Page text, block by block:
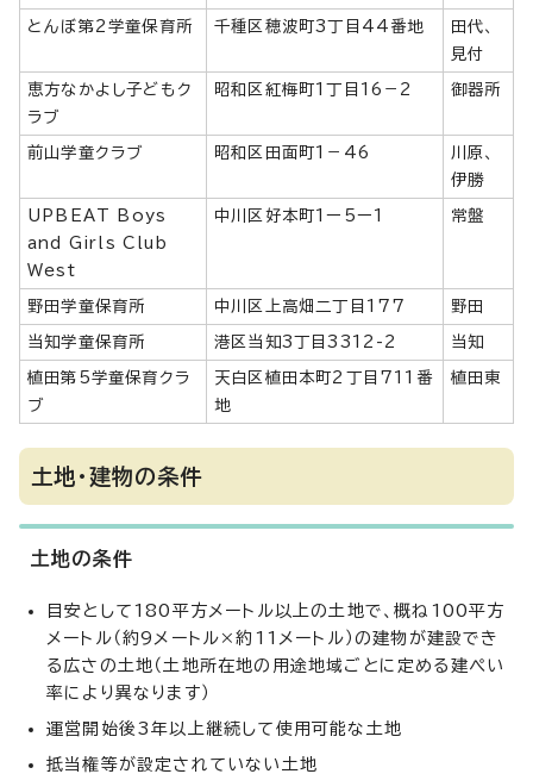
とんぼ第2学童保育所 千種区穂波町3丁目44番地
田代、
見付
恵方なかよし子どもク
ラブ
昭和区紅梅町1丁目16－2 御器所
前山学童クラブ 昭和区田面町1－46
川原、
伊勝
UPBEAT Boys
and Girls Club
West
中川区好本町1ー5ー1 常盤
野田学童保育所 中川区上高畑二丁目177 野田
当知学童保育所 港区当知3丁目3312-2 当知
植田第5学童保育クラ
ブ
天白区植田本町2丁目711番
地
植田東
土地・建物の条件
土地の条件
目安として180平方メートル以上の土地で、概ね100平方
メートル（約9メートル×約11メートル）の建物が建設でき
る広さの土地（土地所在地の用途地域ごとに定める建ぺい
率により異なります）
運営開始後3年以上継続して使用可能な土地
抵当権等が設定されていない土地